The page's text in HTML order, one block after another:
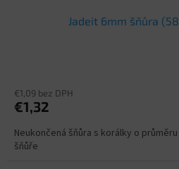
Jadeit 6mm šňůra
€1,09 bez DPH
€1,32
Neukončená šňůra s korálky o
šňůře